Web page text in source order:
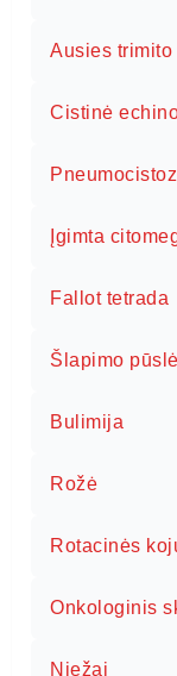
Ausies
Cistinė
Įgimta
Fallot tetrada
Šlapimo
Bulimija
Rožė
Rotacinės
Onkologinis
Niežai